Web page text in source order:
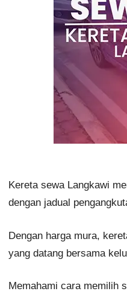
Kereta sewa Langkawi
dengan jadual
Dengan harga mura,
yang datang bersama
Memahami cara memilih